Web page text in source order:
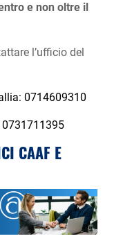
e non oltre il
l’ufficio del
0714609310
CAAF E